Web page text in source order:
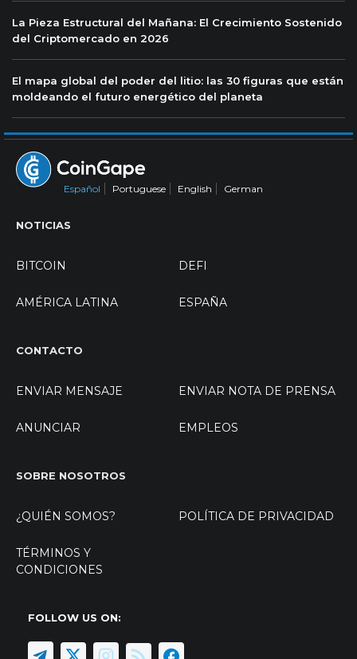
La Pieza Estructural del Mañana: El Crecimiento Sostenido
del Criptomercado en 2026
El mapa global del poder del litio: las 30 figuras que están
moldeando el futuro energético del planeta
Español Portuguese English German
NOTICIAS
BITCOIN DEFI
AMÉRICA LATINA ESPAÑA
CONTACTO
ENVIAR MENSAJE ENVIAR NOTA DE PRENSA
ANUNCIAR EMPLEOS
SOBRE NOSOTROS
¿QUIÉN SOMOS? POLÍTICA DE PRIVACIDAD
TÉRMINOS Y
CONDICIONES
FOLLOW US ON: